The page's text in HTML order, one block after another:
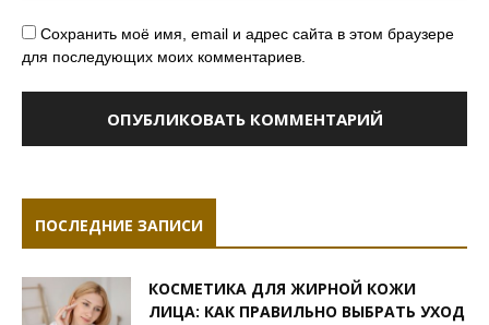
Сохранить моё имя, email и адрес сайта в этом браузере
для последующих моих комментариев.
ПОСЛЕДНИЕ ЗАПИСИ
КОСМЕТИКА ДЛЯ ЖИРНОЙ КОЖИ
ЛИЦА: КАК ПРАВИЛЬНО ВЫБРАТЬ УХОД